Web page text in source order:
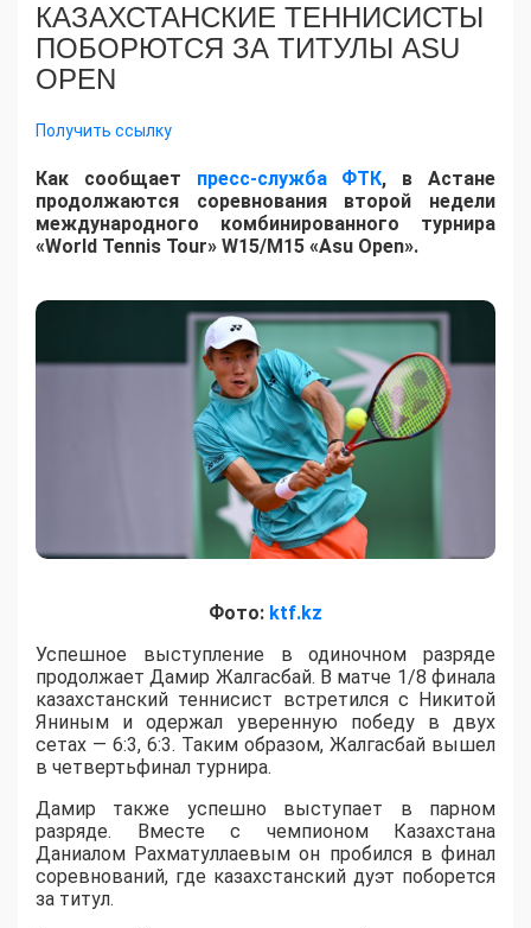
КАЗАХСТАНСКИЕ ТЕННИСИСТЫ
ПОБОРЮТСЯ ЗА ТИТУЛЫ ASU
OPEN
Получить ссылку
Как сообщает пресс-служба ФТК, в Астане
продолжаются соревнования второй недели
международного комбинированного турнира
«World Tennis Tour» W15/M15 «Asu Open».
Фото: ktf.kz
Успешное выступление в одиночном разряде
продолжает Дамир Жалгасбай. В матче 1/8 финала
казахстанский теннисист встретился с Никитой
Яниным и одержал уверенную победу в двух
сетах — 6:3, 6:3. Таким образом, Жалгасбай вышел
в четвертьфинал турнира.
Дамир также успешно выступает в парном
разряде. Вместе с чемпионом Казахстана
Даниалом Рахматуллаевым он пробился в финал
соревнований, где казахстанский дуэт поборется
за титул.